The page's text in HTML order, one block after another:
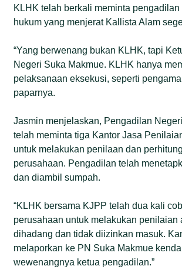
KLHK telah berkali meminta pengadilan
hukum yang menjerat Kallista Alam
“Yang berwenang bukan KLHK, tapi
Negeri Suka Makmue. KLHK hanya
pelaksanaan eksekusi, seperti
paparnya.
Jasmin menjelaskan, Pengadilan
telah meminta tiga Kantor Jasa
untuk melakukan penilaan dan
perusahaan. Pengadilan telah
dan diambil sumpah.
“KLHK bersama KJPP telah dua kali
perusahaan untuk melakukan penilaian
dihadang dan tidak diizinkan masuk.
melaporkan ke PN Suka Makmue
wewenangnya ketua pengadilan.”